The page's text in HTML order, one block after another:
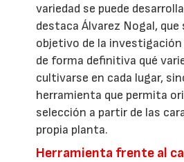
variedad se puede
destaca Álvarez Nogal, que
objetivo de la
de forma definitiva qué
cultivarse en cada lugar,
herramienta que permita
selección a partir de las
propia planta.
Herramienta frente al